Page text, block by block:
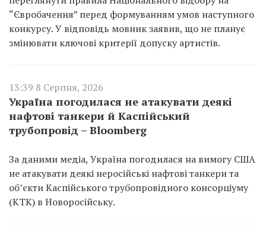
“Євробачення” перед формуванням умов наступного
конкурсу. У відповідь мовник заявив, що не планує
змінювати ключові критерії допуску артистів.
13:39 8 Серпня, 2026
Україна погодилася не атакувати деякі
нафтові танкери й Каспійський
трубопровід – Bloomberg
За даними медіа, Україна погодилася на вимогу США
не атакувати деякі неросійські нафтові танкери та
об’єкти Каспійського трубопровідного консорціуму
(КТК) в Новоросійську.